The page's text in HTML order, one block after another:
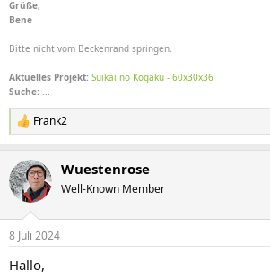
Grüße,
Bene
Bitte nicht vom Beckenrand springen.
Aktuelles Projekt: Suikai no Kogaku - 60x30x36
Suche: ...
R
e
k
t
i
e
:
Frank2
Wuestenrose
Well-Known Member
8 Juli 2024
Hallo,